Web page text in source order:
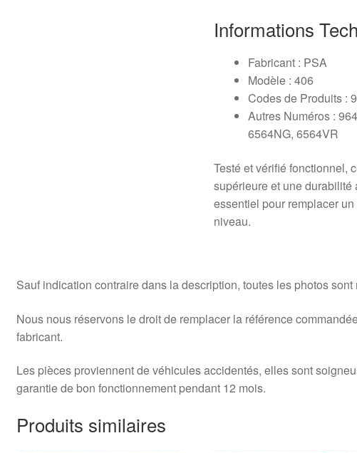
Informations
Fabricant : PSA
Modèle : 406
Codes de Produits :
Autres Numéros :
6564NG, 6564VR
Testé et vérifié fonctionnel,
supérieure et une durabilité
essentiel pour remplacer
niveau.
Sauf indication contraire dans la description, toutes les photos
Nous nous réservons le droit de remplacer la référence
fabricant.
Les pièces proviennent de véhicules accidentés, elles sont
garantie de bon fonctionnement pendant 12 mois.
Produits similaires